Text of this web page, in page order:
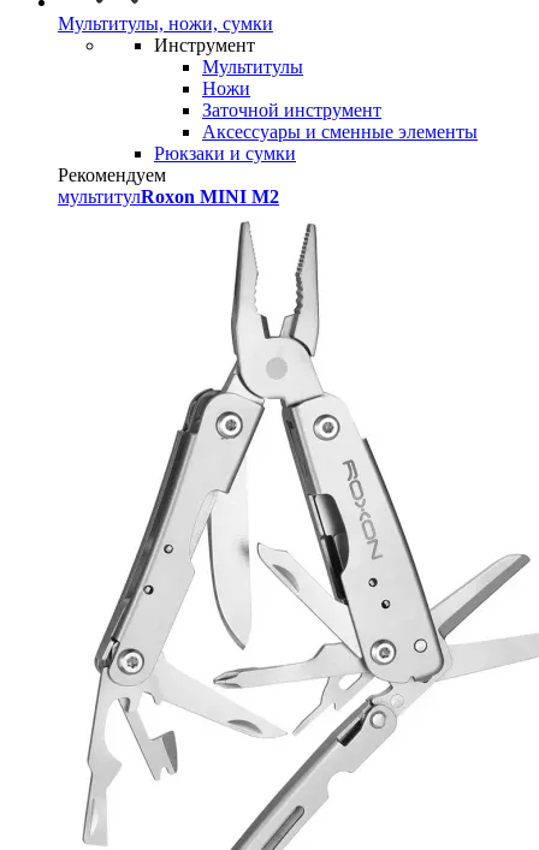
Мультитулы, ножи, сумки
Инструмент
Мультитулы
Ножи
Заточной инструмент
Аксессуары и сменные элементы
Рюкзаки и сумки
Рекомендуем
мультитулRoxon MINI M2